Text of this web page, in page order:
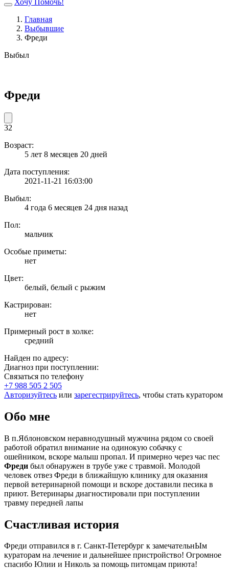
Хочу Помочь!
Главная
Выбывшие
Фреди
Выбыл
Фреди
32
Возраст:
5 лет 8 месяцев 20 дней
Дата поступления:
2021-11-21 16:03:00
Выбыл:
4 года 6 месяцев 24 дня назад
Пол:
мальчик
Особые приметы:
нет
Цвет:
белый, белый с рыжим
Кастрирован:
нет
Примерный рост в холке:
средний
Найден по адресу:
Диагноз при поступлении:
Связаться по телефону
+7 988 505 2 505
Авторизуйтесь или зарегестрируйтесь, чтобы стать куратором
Обо мне
В п.Яблоновском неравнодушный мужчина рядом со своей
работой обратил внимание на одинокую собачку с
ошейником, вскоре малыш пропал. И примерно через час пес
Фреди был обнаружен в трубе уже с травмой. Молодой
человек отвез Фреди в ближайшую клинику для оказания
первой ветеринарной помощи и вскоре доставили песика в
приют. Ветеринары диагностировали при поступлении
травму передней лапы
Счастливая история
Фреди отправился в г. Санкт-Петербург к замечательнЫм
кураторам на лечение и дальнейшее пристройство! Огромное
спасибо Юлии и Николь за помощь питомцам приюта!